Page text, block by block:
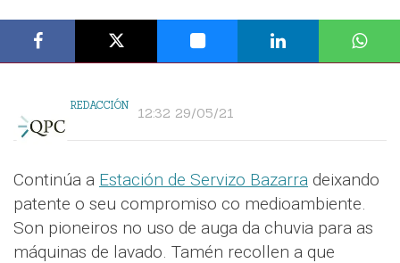
REDACCIÓN 12:32 29/05/21
Continúa a Estación de Servizo Bazarra deixando
patente o seu compromiso co medioambiente.
Son pioneiros no uso de auga da chuvia para as
máquinas de lavado. Tamén recollen a que